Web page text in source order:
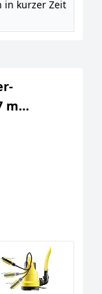
in kurzer Zeit
m